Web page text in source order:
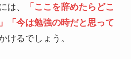
は、
「ここを辞めたらどこ
「今は勉強の時だと思って
けるでしょう。